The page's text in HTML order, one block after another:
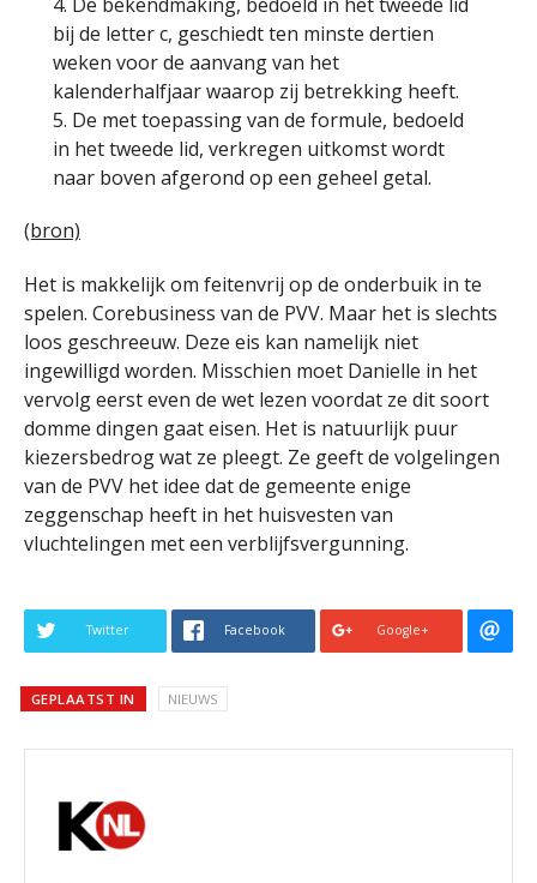
bij de letter c, geschiedt ten minste dertien
weken voor de aanvang van het
kalenderhalfjaar waarop zij betrekking heeft.
5. De met toepassing van de formule, bedoeld
in het tweede lid, verkregen uitkomst wordt
naar boven afgerond op een geheel getal.
(bron)
Het is makkelijk om feitenvrij op de onderbuik in te
spelen. Corebusiness van de PVV. Maar het is slechts
loos geschreeuw. Deze eis kan namelijk niet
ingewilligd worden. Misschien moet Danielle in het
vervolg eerst even de wet lezen voordat ze dit soort
domme dingen gaat eisen. Het is natuurlijk puur
kiezersbedrog wat ze pleegt. Ze geeft de volgelingen
van de PVV het idee dat de gemeente enige
zeggenschap heeft in het huisvesten van
vluchtelingen met een verblijfsvergunning.
Twitter Facebook Google+
GEPLAATST IN NIEUWS